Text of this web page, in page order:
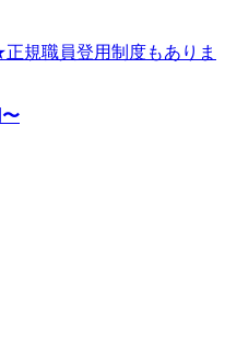
規職員登用制度もありま
〜